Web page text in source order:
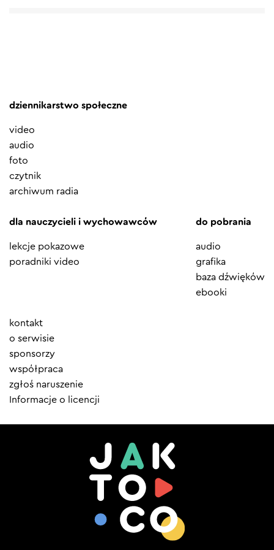
dziennikarstwo społeczne
video
audio
foto
czytnik
archiwum radia
dla nauczycieli i wychowawców
lekcje pokazowe
poradniki video
do pobrania
audio
grafika
baza dźwięków
ebooki
Element
menu
kontakt
o serwisie
sponsorzy
współpraca
zgłoś naruszenie
Informacje o licencji